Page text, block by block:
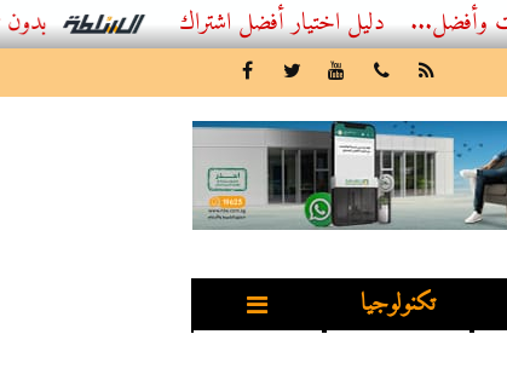
أفضل اشتراك IPTV بدون تقطيع 2026 – دليل المشاهد العصري
تكنولوجيا